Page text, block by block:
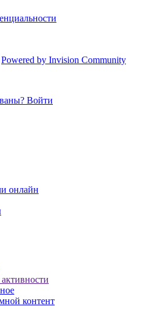
Powered by Invision Community
Войти
онлайн
контент